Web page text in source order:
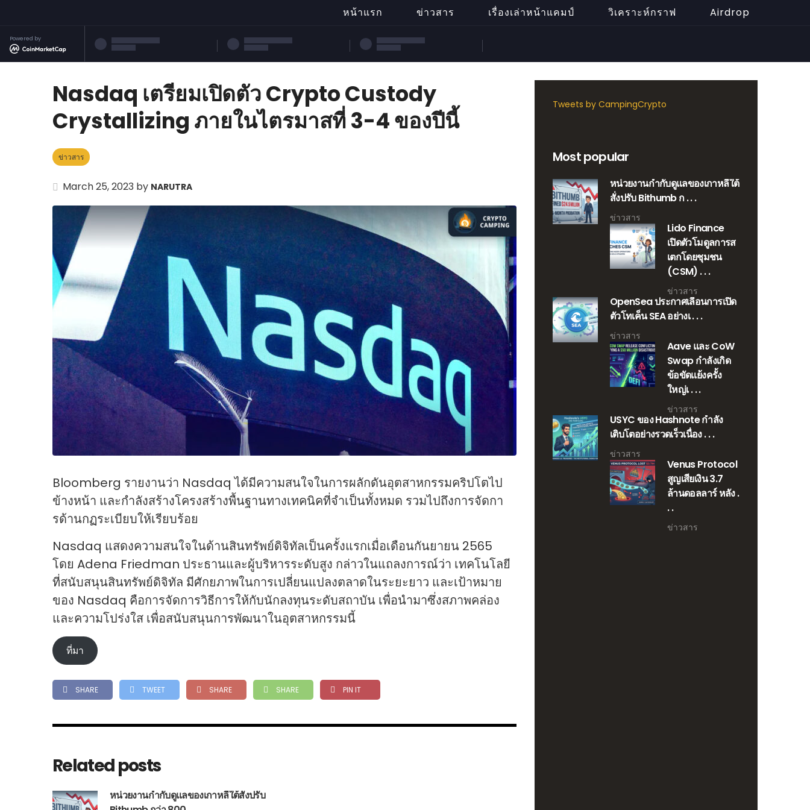
หน้าแรก ข่าวสาร เรื่องเล่าหน้าแคมป์ วิเคราะห์กราฟ Airdrop
Powered by
Nasdaq เตรียมเปิดตัว Crypto Custody
Crystallizing ภายในไตรมาสที่ 3-4 ของปีนี้
ข่าวสาร
March 25, 2023 by NARUTRA
Bloomberg รายงานว่า Nasdaq ได้มีความสนใจในการผลักดันอุตสาหกรรมคริปโตไป
ข้างหน้า และกำลังสร้างโครงสร้างพื้นฐานทางเทคนิคที่จำเป็นทั้งหมด รวมไปถึงการจัดกา
รด้านกฏระเบียบให้เรียบร้อย
Nasdaq แสดงความสนใจในด้านสินทรัพย์ดิจิทัลเป็นครั้งแรกเมื่อเดือนกันยายน 2565
โดย Adena Friedman ประธานและผู้บริหารระดับสูง กล่าวในแถลงการณ์ว่า เทคโนโลยี
ที่สนับสนุนสินทรัพย์ดิจิทัล มีศักยภาพในการเปลี่ยนแปลงตลาดในระยะยาว และเป้าหมาย
ของ Nasdaq คือการจัดการวิธีการให้กับนักลงทุนระดับสถาบัน เพื่อนำมาซึ่งสภาพคล่อง
และความโปร่งใส เพื่อสนับสนุนการพัฒนาในอุตสาหกรรมนี้
ที่มา
SHARE TWEET SHARE SHARE PIN IT
Related posts
หน่วยงานกำกับดูแลของเกาหลีใต้สั่งปรับ
Tweets by CampingCrypto
Most popular
หน่วยงานกำกับดูแลของเกาหลีใต้
สั่งปรับ Bithumb ก . . .
ข่าวสาร
Lido Finance
เปิดตัวโมดูลการส
เตกโดยชุมชน
(CSM) . . .
ข่าวสาร
OpenSea ประกาศเลื่อนการเปิด
ตัวโทเค็น SEA อย่างเ . . .
ข่าวสาร
Aave และ CoW
Swap กำลังเกิด
ข้อขัดแย้งครั้ง
ใหญ่เ . . .
ข่าวสาร
USYC ของ Hashnote กำลัง
เติบโตอย่างรวดเร็วเนื่อง . . .
ข่าวสาร
Venus Protocol
สูญเสียเงิน 3.7
ล้านดอลลาร์ หลัง .
. .
ข่าวสาร